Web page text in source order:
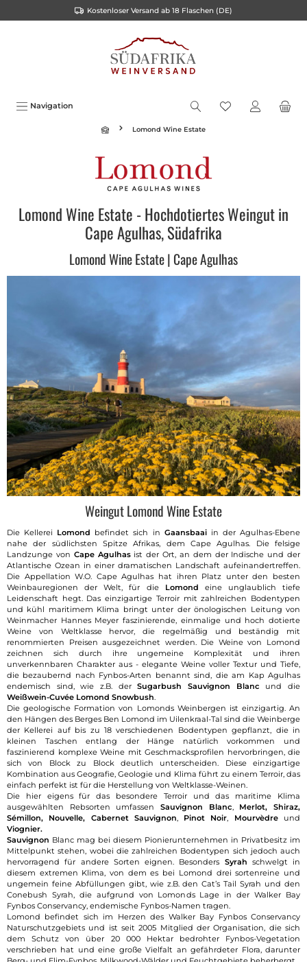
Kostenloser Versand ab 18 Flaschen (DE)
Navigation
Lomond Wine Estate
Lomond Wine Estate - Hochdotiertes Weingut in
Cape Agulhas, Südafrika
Lomond Wine Estate | Cape Agulhas
Weingut Lomond Wine Estate
Die Kellerei Lomond befindet sich in Gaansbaaiin der Agulhas-Ebene
nahe der südlichsten Spitze Afrikas, dem Cape Agulhas. Die felsige
Landzunge von Cape Agulhasist der Ort, an dem der Indische und der
Atlantische Ozean in einer dramatischen Landschaft aufeinandertreffen.
Die Appellation W.O. Cape Agulhas hat ihren Platz unter den besten
Weinbauregionen der Welt, für die Lomond eine unglaublich tiefe
Leidenschaft hegt. Das einzigartige Terroir mit zahlreichen Bodentypen
und kühl maritimem Klima bringt unter der önologischen Leitung von
Weinmacher Hannes Meyer faszinierende, einmalige und hoch dotierte
Weine von Weltklasse hervor, die regelmäßig und beständig mit
renommierten Preisen ausgezeichnet werden. Die Weine von Lomond
zeichnen sich durch ihre ungemeine Komplexität und ihren
unverkennbaren Charakter aus - elegante Weine voller Textur und Tiefe,
die bezaubernd nach Fynbos-Arten benannt sind, die am Kap Agulhas
endemisch sind, wie z.B. derSugarbush Sauvignon Blanc und die
Weißwein-Cuvée Lomond Snowbush.
Die geologische Formation von Lomonds Weinbergen ist einzigartig. An
den Hängen des Berges Ben Lomond im Uilenkraal-Tal sind die Weinberge
der Kellerei auf bis zu 18 verschiedenen Bodentypen gepflanzt, die in
kleinen Taschen entlang der Hänge natürlich vorkommen und
faszinierend komplexe Weine mit Geschmacksprofilen hervorbringen, die
sich von Block zu Block deutlich unterscheiden. Diese einzigartige
Kombination aus Geografie, Geologie und Klima führt zu einem Terroir, das
einfach perfekt ist für die Herstellung von Weltklasse-Weinen.
Die hier eigens für das besondere Terroir und das maritime Klima
ausgewählten Rebsorten umfassen Sauvignon Blanc, Merlot, Shiraz,
Sémillon, Nouvelle,
Cabernet Sauvignon, Pinot Noir, Mourvèdreund
Viognier.
Sauvignon Blanc mag bei diesem Pionierunternehmen in Privatbesitz im
Mittelpunkt stehen, wobei die zahlreichen Bodentypen sich jedoch auch
hervorragend für andere Sorten eignen. Besonders Syrah schwelgt in
diesem extremen Klima, von dem es bei Lomond drei sortenreine und
ungemein feine Abfüllungen gibt, wie z.B. den Cat’s Tail Syrah und den
Conebush Syrah, die aufgrund von Lomonds Lage in der Walker Bay
Fynbos Conservancy, endemische Fynbos-Namen tragen.
Lomond befindet sich im Herzen des Walker Bay Fynbos Conservancy
Naturschutzgebiets und ist seit 2005 Mitglied der Organisation, die sich
dem Schutz von über 20 000 Hektar bedrohter Fynbos-Vegetation
verschrieben hat und eine große Vielfalt an gefährdeter Flora, darunter